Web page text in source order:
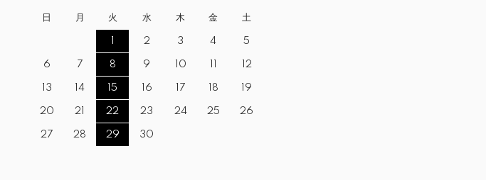
日 月 火 水 木 金 土
2 3 4 5
6 7 8 9 10 12
13 14 15 16 17 18 19
20 21 22 23 24 25 26
27 28 29 30